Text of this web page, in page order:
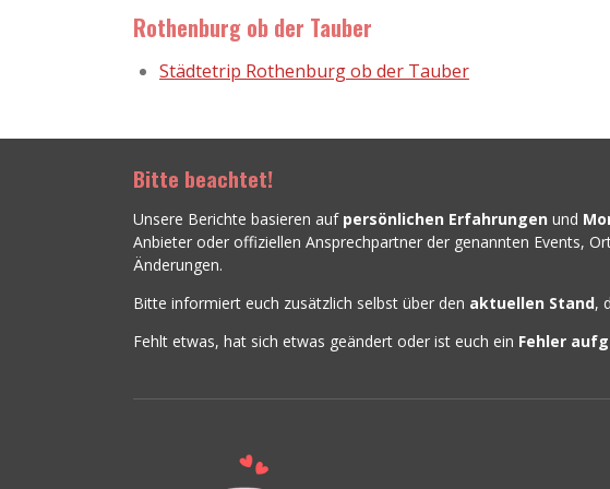
Rothenburg ob der Tauber
Städtetrip Rothenburg ob der Tauber
Bitte beachtet!
Unsere Berichte basieren auf persönlichen Erfahrungen und
Anbieter oder offiziellen Ansprechpartner der genannten Events,
Änderungen.
Bitte informiert euch zusätzlich selbst über den aktuellen Stand,
Fehlt etwas, hat sich etwas geändert oder ist euch ein Fehler